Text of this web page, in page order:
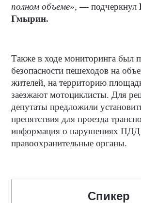
полном объеме», — подчеркнул
Гмырин.
Также в ходе мониторинга был
безопасности пешеходов на
жителей, на территорию
заезжают мотоциклисты. Для
депутаты предложили
препятствия для проезда
информация о нарушениях ПДД
правоохранительные органы.
Спикер